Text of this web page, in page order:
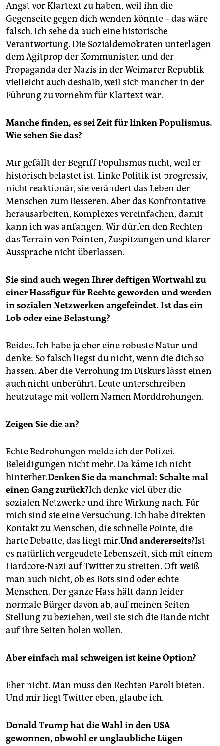
Angst vor Klartext zu haben, weil ihn die
Gegenseite gegen dich wenden könnte – das wäre
falsch. Ich sehe da auch eine historische
Verantwortung. Die Sozialdemokraten unterlagen
dem Agitprop der Kommunisten und der
Propaganda der Nazis in der Weimarer Republik
vielleicht auch deshalb, weil sich mancher in der
Führung zu vornehm für Klartext war.
Manche finden, es sei Zeit für linkenPopulismus.
Wie sehen Sie das?
Mir gefällt der Begriff Populismus nicht, weil er
historisch belastet ist. Linke Politik ist progressiv,
nicht reaktionär, sie verändert das Leben der
Menschen zum Besseren. Aber das Konfrontative
herausarbeiten, Komplexes vereinfachen, damit
kann ich was anfangen. Wir dürfen den Rechten
das Terrain von Pointen, Zuspitzungen und klarer
Aussprache nicht überlassen.
Sie sind auch wegen Ihrer deftigen Wortwahl zu
einer Hassfigur für Rechte geworden und werden
in sozialen Netzwerken angefeindet. Ist das ein
Lob oder eine Belastung?
Beides. Ich habe ja eher eine robuste Natur und
denke: So falsch liegst du nicht, wenn die dich so
hassen. Aber die Verrohung im Diskurs lässt einen
auch nicht unberührt. Leute unterschreiben
heutzutage mit vollem Namen Morddrohungen.
Zeigen Sie die an?
Echte Bedrohungen melde ich der Polizei.
Beleidigungen nicht mehr. Da käme ich nicht
hinterher.Denken Sie da manchmal: Schalte mal
einen Gang zurück?Ich denke viel über die
sozialen Netzwerke und ihre Wirkung nach. Für
mich sind sie eine Versuchung. Ich habe direkten
Kontakt zu Menschen, die schnelle Pointe, die
harte Debatte, das liegt mir.Und andererseits?Ist
es natürlich vergeudete Lebenszeit, sich mit einem
Hardcore-Nazi auf Twitter zu streiten. Oft weiß
man auch nicht, ob es Bots sind oder echte
Menschen. Der ganze Hass hält dann leider
normale Bürger davon ab, auf meinen Seiten
Stellung zu beziehen, weil sie sich die Bande nicht
auf ihre Seiten holen wollen.
Aber einfach mal schweigen ist keine Option?
Eher nicht. Man muss den Rechten Paroli bieten.
Und mir liegt Twitter eben, glaube ich.
Donald Trump hat die Wahl in den USA
gewonnen, obwohl er unglaubliche Lügen